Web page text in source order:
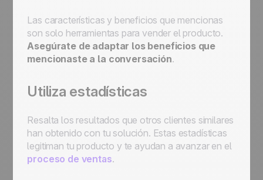
Las características y beneficios que mencionas
son solo herramientas para vender el producto.
Asegúrate de adaptar los beneficios que
mencionaste a la conversación.
Utiliza estadísticas
Resalta los resultados que otros clientes similares
han obtenido con tu solución. Estas estadísticas
legitiman tu producto y te ayudan a avanzar en el
proceso de ventas.